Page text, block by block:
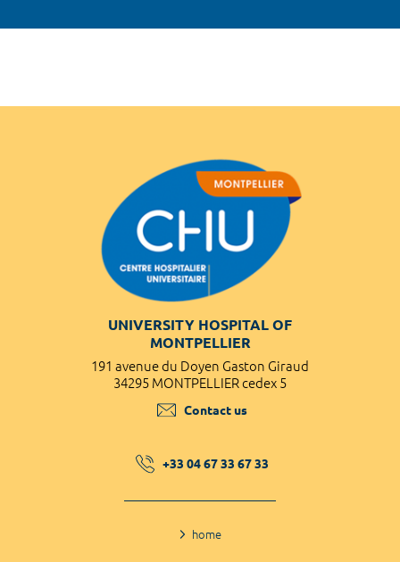
UNIVERSITY HOSPITAL OF
MONTPELLIER
191 avenue du Doyen Gaston Giraud
34295 MONTPELLIER cedex 5
Contact us
+33 04 67 33 67 33
home